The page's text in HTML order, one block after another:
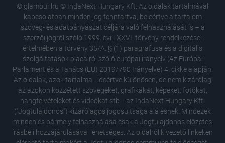
© glamour.hu © IndaNext Hungary Kft. Az oldalak tartalmával
kapcsolatban minden jog fenntartva, beleértve a tartalom
szöveg- és adatbányászat céljára való felhasználását is – a
szerzői jogról szóló 1999. évi LXXVI. törvény rendelkezései
értelmében a törvény 35/A. § (1) paragrafusa és a digitális
szolgáltatások piacairól szóló európai irányelv (Az Európai
Parlament és a Tanács (EU) 2019/790 Irányelve) 4. cikke alapján!
Az oldalak, azok tartalma - ideértve különösen, de nem kizárólag
az azokon közzétett szövegeket, grafikákat, képeket, fotókat,
hangfelvételeket és videókat stb. - az IndaNext Hungary Kft.
("Jogtulajdonos") kizárólagos jogosultsága alá esnek. Mindezek
minden és bármely felhasználása csak a Jogtulajdonos előzetes
írásbeli hozzájárulásával lehetséges. Az oldalról kivezető linkeken